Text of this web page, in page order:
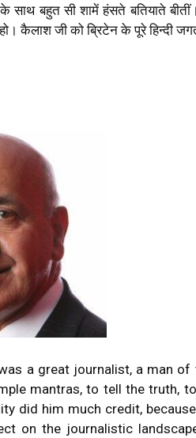
के साथ बहुत सी शामें हंसते बतियाते
हो। कैलाश जी को ब्रिटेन के पूरे हिन्दी
a great journalist, a man
mantras, to tell the truth,
did him much credit,
on the journalistic